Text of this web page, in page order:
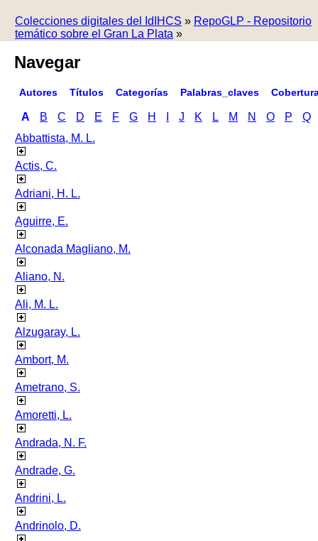
Colecciones digitales del IdIHCS » RepoGLP - Repositorio
temático sobre el Gran La Plata »
Navegar
Autores Títulos Categorías Palabras_claves
A B C D E F G H J K L M N O P
Q
Abbattista, M. L.
Actis, C.
Adriani, H. L.
Aguirre, E.
Alconada Magliano, M.
Aliano, N.
Ali, M. L.
Alzugaray, L.
Ambort, M.
Ametrano, S.
Amoretti, L.
Andrada, N. F.
Andrade, G.
Andrini, L.
Andrinolo, D.